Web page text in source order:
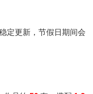
定更新，节假日期间会